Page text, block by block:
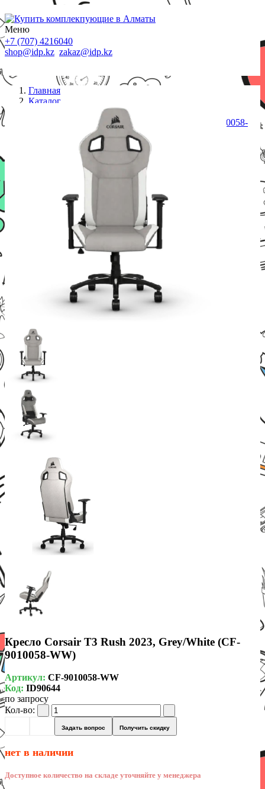
Меню
+7 (707) 4216040
shop@idp.kz zakaz@idp.kz
Главная
Каталог
Кресло Corsair T3 Rush 2023, Grey/White (CF-9010058-
Кресло Corsair T3 Rush 2023, Grey/White (CF-
9010058-WW)
Артикул: CF-9010058-WW
Код: ID90644
по запросу
Кол-во:
Задать вопрос Получить скидку
нет в наличии
Доступное количество на складе уточняйте у менеджера